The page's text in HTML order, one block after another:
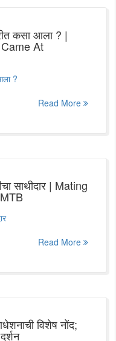
कसा आला ? |
At
?
Read More
साथीदार | Mating
Read More
विशेष नोंद;